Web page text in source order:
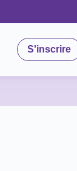
S'inscrire